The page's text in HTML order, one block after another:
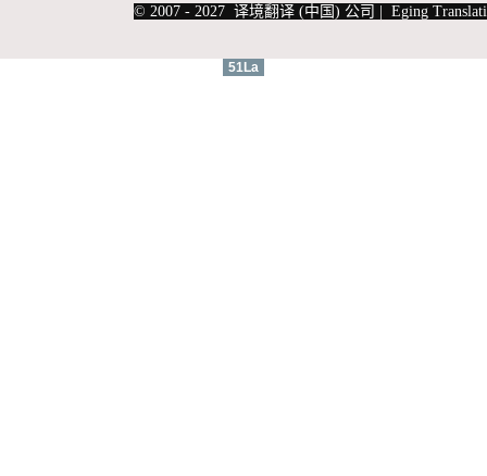
© 2007 - 2027 译境翻译 (中国) 公司 | Eging
51La